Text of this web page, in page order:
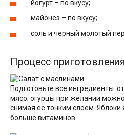
йогурт – по вкусу;
майонез – по вкусу;
соль и черный молотый
Процесс
Подготовьте все ингредиенты:
мясо; огурцы при желании
снимая ее тонким слоем.
больше витаминов.